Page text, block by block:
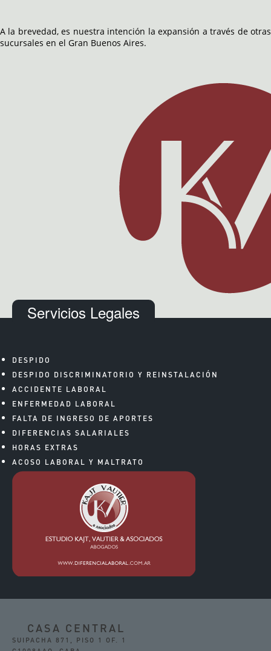
A la brevedad, es nuestra intención la expansión a través de otras
sucursales en el Gran Buenos Aires.
Servicios Legales
DESPIDO
DESPIDO DISCRIMINATORIO Y REINSTALACIÓN
ACCIDENTE LABORAL
ENFERMEDAD LABORAL
FALTA DE INGRESO DE APORTES
DIFERENCIAS SALARIALES
HORAS EXTRAS
ACOSO LABORAL Y MALTRATO
CASA CENTRAL
SUIPACHA 871, PISO 1 OF. 1